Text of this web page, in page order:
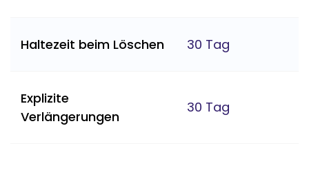
Haltezeit beim Löschen 30 Tag
Explizite
Verlängerungen
30 Tag